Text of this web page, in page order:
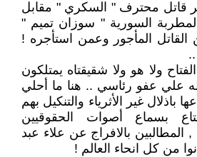
قاتل محترف " السكري " مقابل
المطربة السورية " سوزان تميم "
القاتل المأجور وعمن استأجره !
ولا هو ولا شقيقتاه يمتلكون
علي عفو رئاسي .. هنا ما أحلي
باذلال غير الأثرياء والتنكيل بهم
بسماع أصوات الحقوقيين
, المطالبين بالافراج عن علاء عبد
من كل انحاء العالم !